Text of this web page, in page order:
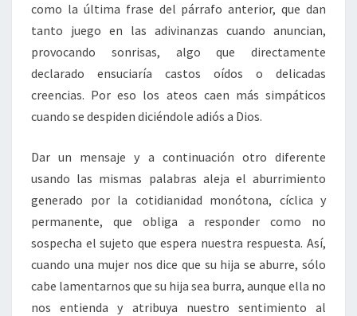
como la última frase del párrafo anterior, que dan
tanto juego en las adivinanzas cuando anuncian,
provocando sonrisas, algo que directamente
declarado ensuciaría castos oídos o delicadas
creencias. Por eso los ateos caen más simpáticos
cuando se despiden diciéndole adiós a Dios.
Dar un mensaje y a continuación otro diferente
usando las mismas palabras aleja el aburrimiento
generado por la cotidianidad monótona, cíclica y
permanente, que obliga a responder como no
sospecha el sujeto que espera nuestra respuesta. Así,
cuando una mujer nos dice que su hija se aburre, sólo
cabe lamentarnos que su hija sea burra, aunque ella no
nos entienda y atribuya nuestro sentimiento al